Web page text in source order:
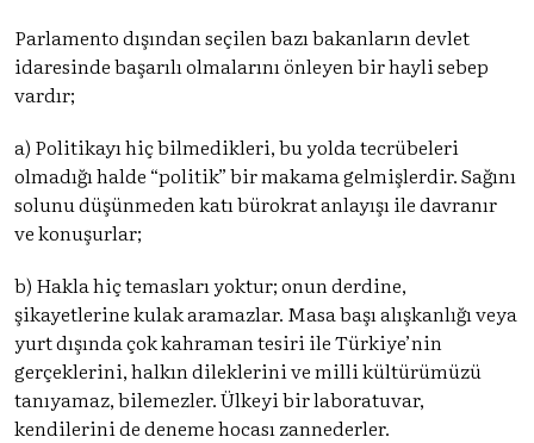
Parlamento dışından seçilen bazı bakanların devlet
idaresinde başarılı olmalarını önleyen bir hayli sebep
vardır;
a) Politikayı hiç bilmedikleri, bu yolda tecrübeleri
olmadığı halde “politik” bir makama gelmişlerdir. Sağını
solunu düşünmeden katı bürokrat anlayışı ile davranır
ve konuşurlar;
b) Hakla hiç temasları yoktur; onun derdine,
şikayetlerine kulak aramazlar. Masa başı alışkanlığı veya
yurt dışında çok kahraman tesiri ile Türkiye’nin
gerçeklerini, halkın dileklerini ve milli kültürümüzü
tanıyamaz, bilemezler. Ülkeyi bir laboratuvar,
kendilerini de deneme hocası zannederler.